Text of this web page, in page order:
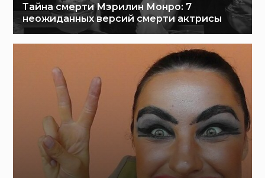
Тайна смерти Мэрилин Монро: 7
неожиданных версий смерти актрисы